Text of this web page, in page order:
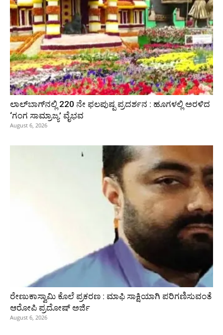
ಲಾಲ್‍ಬಾಗ್‍ನಲ್ಲಿ 220 ನೇ ಫಲಪುಷ್ಪ ಪ್ರದರ್ಶನ : ಹೂಗಳಲ್ಲಿ ಅರಳಿದ
‘ಗಂಗ ಸಾಮ್ರಾಜ್ಯ’ ವೈಭವ
August 6, 2026
ರೇಣುಕಾಸ್ವಾಮಿ ಕೊಲೆ ಪ್ರಕರಣ : ಮಾಫಿ ಸಾಕ್ಷಿಯಾಗಿ ಪರಿಗಣಿಸುವಂತೆ
ಆರೋಪಿ ಪ್ರದೋಷ್‌ ಅರ್ಜಿ
August 6, 2026